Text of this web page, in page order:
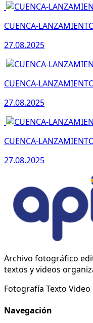
CUENCA-
27.08.2025
CUENCA-
27.08.2025
CUENCA-
27.08.2025
Archivo fotográfico
textos y videos
Fotografía Texto Video
Navegación